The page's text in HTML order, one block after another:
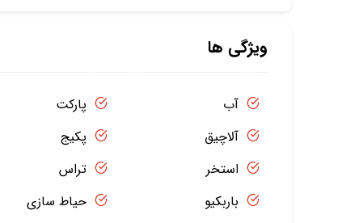
ویژگی ها
آب
آلاچیق
استخر
باربکیو
پارکت
پکیج
تراس
حیاط سازی